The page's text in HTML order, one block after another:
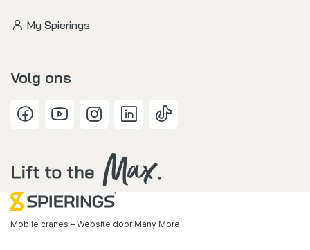
My Spierings
Volg ons
Mobile cranes – Website doorMany More